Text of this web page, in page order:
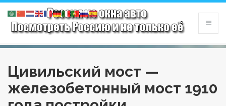
Цивильский мост —
железобетонный мост 1910